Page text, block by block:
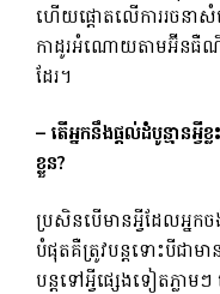
ហើយផ្តោតលើការរចន
កាដូរអំណោយតាមអ៊ីនធឺណិត
ដែរ។
– តើអ្នកនឹងផ្តល់ដំបូន្មានអ្វី
ខ្លួន?
ប្រសិនបើមានអ្វីដែលអ្នកច
បំផុតគឺត្រូវបន្តទោះបីជាម
បន្តទៅអ្វីផ្សេងទៀតភ្លា